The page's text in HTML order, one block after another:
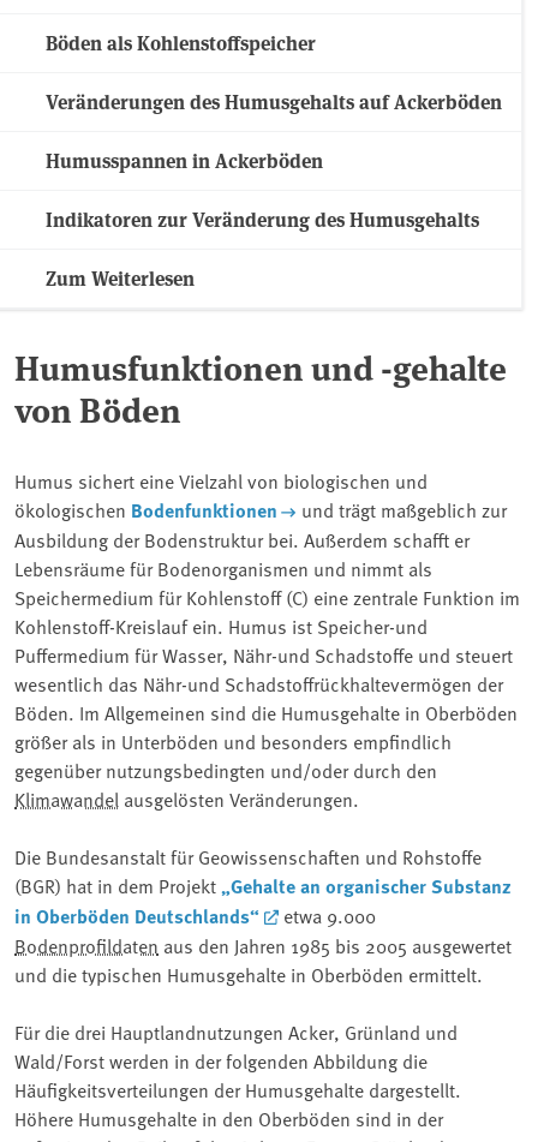
Böden als Kohlenstoffspeicher
Veränderungen des Humusgehalts auf Ackerböden
Humusspannen in Ackerböden
Indikatoren zur Veränderung des Humusgehalts
Zum Weiterlesen
Humusfunktionen und -gehalte
von Böden
Humus sichert eine Vielzahl von biologischen und
ökologischen Bodenfunktionen
und trägt maßgeblich zur
Ausbildung der Bodenstruktur bei. Außerdem schafft er
Lebensräume für Bodenorganismen und nimmt als
Speichermedium für Kohlenstoff (C) eine zentrale Funktion im
Kohlenstoff-Kreislauf ein. Humus ist Speicher-und
Puffermedium für Wasser, Nähr-und Schadstoffe und steuert
wesentlich das Nähr-und Schadstoffrückhaltevermögen der
Böden. Im Allgemeinen sind die Humusgehalte in Oberböden
größer als in Unterböden und besonders empfindlich
gegenüber nutzungsbedingten und/oder durch den
Klimawandel ausgelösten Veränderungen.
Die Bundesanstalt für Geowissenschaften und Rohstoffe
(BGR) hat in dem Projekt„Gehalte an organischer Substanz
in Oberböden Deutschlands“
etwa 9.000
Bodenprofildaten aus den Jahren 1985 bis 2005 ausgewertet
und die typischen Humusgehalte in Oberböden ermittelt.
Für die drei Hauptlandnutzungen Acker, Grünland und
Wald/Forst werden in der folgenden Abbildung die
Häufigkeitsverteilungen der Humusgehalte dargestellt.
Höhere Humusgehalte in den Oberböden sind in der